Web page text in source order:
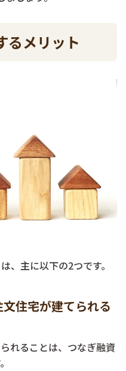
るメリット
、主に以下の2つです。
住宅が建てられる
れることは、つなぎ融資